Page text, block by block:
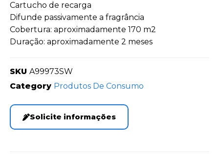
Cartucho de recarga
Difunde passivamente a fragrância
Cobertura: aproximadamente 170 m2
Duração: aproximadamente 2 meses
SKU A99973SW
Category Produtos De Consumo
Solicite informações